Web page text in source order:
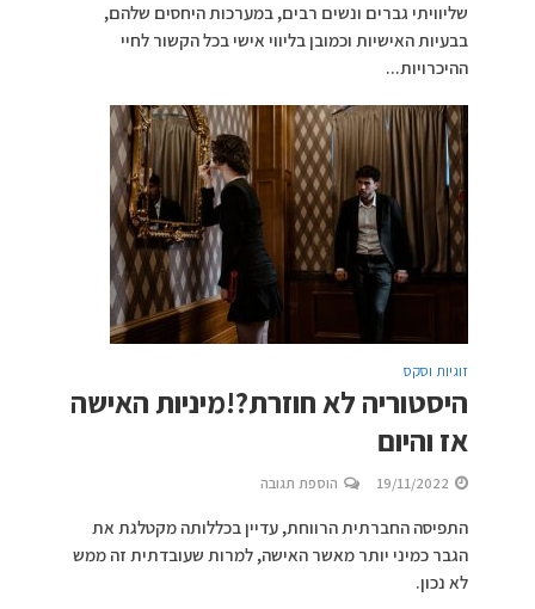
שליוויתי גברים ונשים רבים, במערכות היחסים שלהם,
בבעיות האישיות וכמובן בליווי אישי בכל הקשור לחיי
ההיכרויות...
זוגיות וסקס
היסטוריה לא חוזרת?!מיניות האישה
אז והיום
19/11/2022 הוספת תגובה
התפיסה החברתית הרווחת, עדיין בכללותה מקטלגת את
הגבר כמיני יותר מאשר האישה, למרות שעובדתית זה ממש
לא נכון.